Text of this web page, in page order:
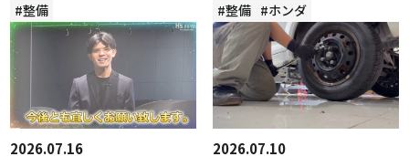
#整備 #整備 #ホンダ
2026.07.16
2026.07.10